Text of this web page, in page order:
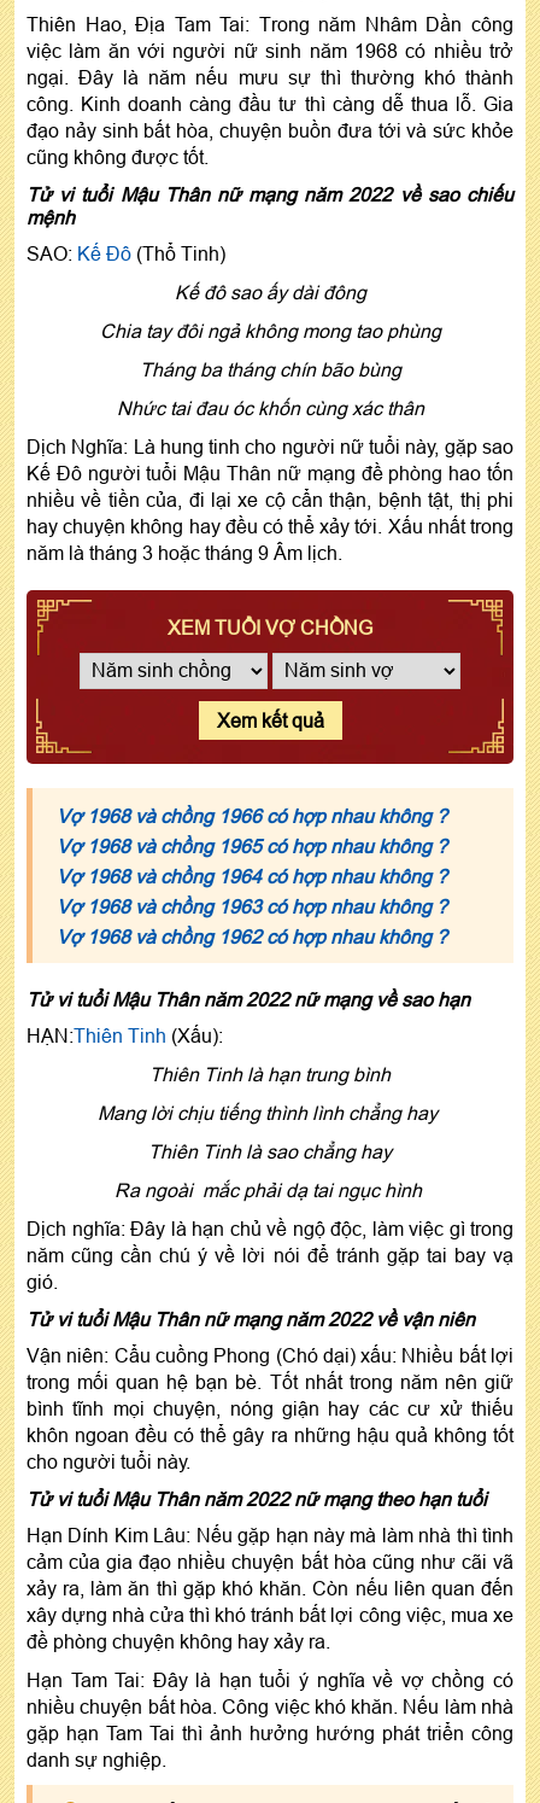
Thiên Hao, Địa Tam Tai: Trong năm Nhâm Dần công
việc làm ăn với người nữ sinh năm 1968 có nhiều trở
ngại. Đây là năm nếu mưu sự thì thường khó thành
công. Kinh doanh càng đầu tư thì càng dễ thua lỗ. Gia
đạo nảy sinh bất hòa, chuyện buồn đưa tới và sức khỏe
cũng không được tốt.
Tử vi tuổi Mậu Thân nữ mạng năm 2022 về sao chiếu
mệnh
SAO: Kế Đô (Thổ Tinh)
Kế đô sao ấy dài đông
Chia tay đôi ngả không mong tao phùng
Tháng ba tháng chín bão bùng
Nhức tai đau óc khốn cùng xác thân
Dịch Nghĩa: Là hung tinh cho người nữ tuổi này, gặp sao
Kế Đô người tuổi Mậu Thân nữ mạng đề phòng hao tốn
nhiều về tiền của, đi lại xe cộ cẩn thận, bệnh tật, thị phi
hay chuyện không hay đều có thể xảy tới. Xấu nhất trong
năm là tháng 3 hoặc tháng 9 Âm lịch.
XEM TUỔI VỢ CHỒNG
Xem kết quả
Vợ 1968 và chồng 1966 có hợp nhau không ?
Vợ 1968 và chồng 1965 có hợp nhau không ?
Vợ 1968 và chồng 1964 có hợp nhau không ?
Vợ 1968 và chồng 1963 có hợp nhau không ?
Vợ 1968 và chồng 1962 có hợp nhau không ?
Tử vi tuổi Mậu Thân năm 2022 nữ mạng về sao hạn
HẠN:Thiên Tinh (Xấu):
Thiên Tinh là hạn trung bình
Mang lời chịu tiếng thình lình chẳng hay
Thiên Tinh là sao chẳng hay
Ra ngoài mắc phải dạ tai ngục hình
Dịch nghĩa: Đây là hạn chủ về ngộ độc, làm việc gì trong
năm cũng cần chú ý về lời nói để tránh gặp tai bay vạ
gió.
Tử vi tuổi Mậu Thân nữ mạng năm 2022 về vận niên
Vận niên: Cẩu cuồng Phong (Chó dại) xấu: Nhiều bất lợi
trong mối quan hệ bạn bè. Tốt nhất trong năm nên giữ
bình tĩnh mọi chuyện, nóng giận hay các cư xử thiếu
khôn ngoan đều có thể gây ra những hậu quả không tốt
cho người tuổi này.
Tử vi tuổi Mậu Thân năm 2022 nữ mạng theo hạn tuổi
Hạn Dính Kim Lâu: Nếu gặp hạn này mà làm nhà thì tình
cảm của gia đạo nhiều chuyện bất hòa cũng như cãi vã
xảy ra, làm ăn thì gặp khó khăn. Còn nếu liên quan đến
xây dựng nhà cửa thì khó tránh bất lợi công việc, mua xe
đề phòng chuyện không hay xảy ra.
Hạn Tam Tai: Đây là hạn tuổi ý nghĩa về vợ chồng có
nhiều chuyện bất hòa. Công việc khó khăn. Nếu làm nhà
gặp hạn Tam Tai thì ảnh hưởng hướng phát triển công
danh sự nghiệp.